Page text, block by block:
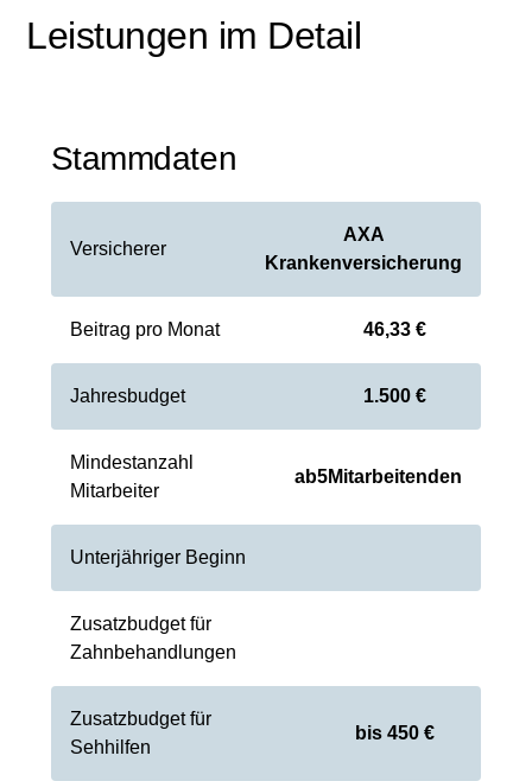
Leistungen im Detail
Stammdaten
Versicherer
AXA
Krankenversicherung
Beitrag pro Monat 46,33 €
Jahresbudget 1.500 €
Mindestanzahl
Mitarbeiter
ab5Mitarbeitenden
Unterjähriger Beginn
Zusatzbudget für
Zahnbehandlungen
Zusatzbudget für
Sehhilfen
bis 450 €